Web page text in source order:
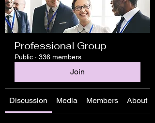
Professional Group
Public · 336 members
Join
Discussion Media Members About